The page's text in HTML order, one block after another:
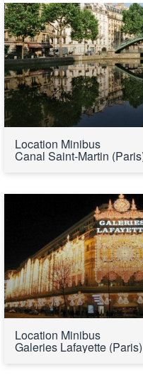
Location Minibus
Canal Saint-Martin
Location Minibus
Galeries Lafayette (Paris)